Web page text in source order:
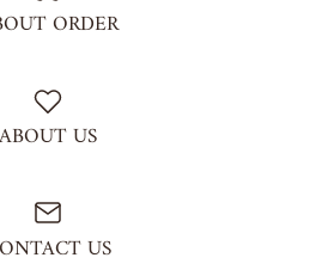
ORDER
ABOUT US
US